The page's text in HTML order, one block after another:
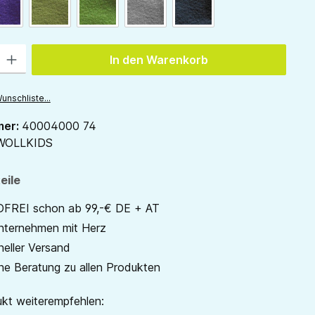
pflaume waldgrüngras hellgrau anthrazit
In den Warenkorb
40004000 74
schon ab 99,-€ DE + AT
mit Herz
Versand
Beratung zu allen Produkten
weiterempfehlen: